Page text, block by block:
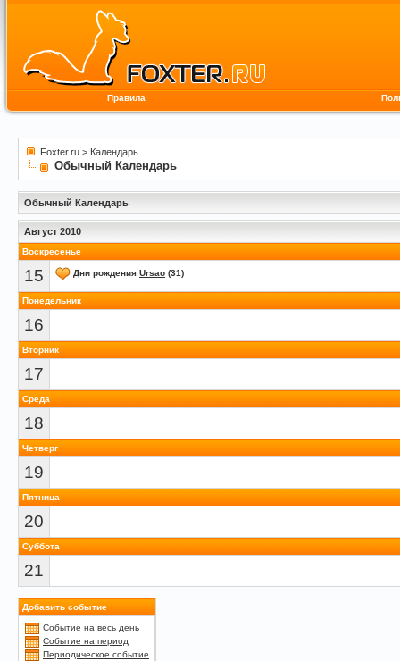
Правила
Foxter.ru > Календарь
Обычный Календарь
Обычный Календарь
Август 2010
Воскресенье
15 Дни рождения Ursao (31)
Понедельник
16
Вторник
17
Среда
18
Четверг
19
Пятница
20
Суббота
21
Добавить событие
Событие на весь день
Событие на период
Периодическое событие